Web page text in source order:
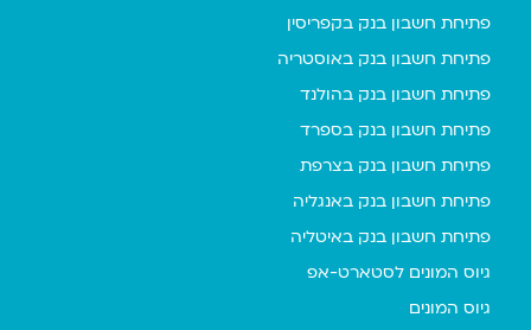
פתיחת חשבון בנק בקפריסין
פתיחת חשבון בנק באוסטריה
פתיחת חשבון בנק בהולנד
פתיחת חשבון בנק בספרד
פתיחת חשבון בנק בצרפת
פתיחת חשבון בנק באנגליה
פתיחת חשבון בנק באיטליה
גיוס המונים לסטארט-אפ
גיוס המונים